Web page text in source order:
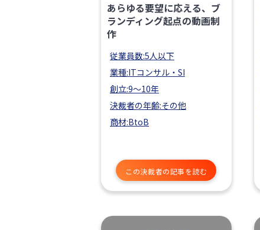
あらゆる要望に応える、ブ
ランディング起点の動画制
作
従業員数:5人以下
業種:ITコンサル・SI
創立:9〜10年
決裁者の年齢:その他
商材:BtoB
この決裁者の記事を読む